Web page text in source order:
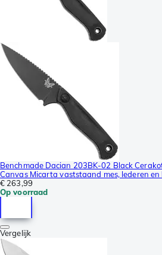
Benchmade Dacian 203BK-02 Black
Canvas Micarta vaststaand mes, lederen en
€ 263,99
Op voorraad
Vergelijk